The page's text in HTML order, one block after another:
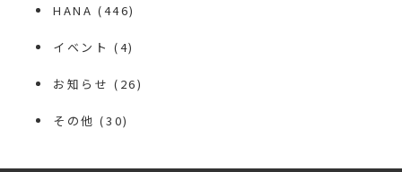
HANA (446)
イベント (4)
お知らせ (26)
その他 (30)